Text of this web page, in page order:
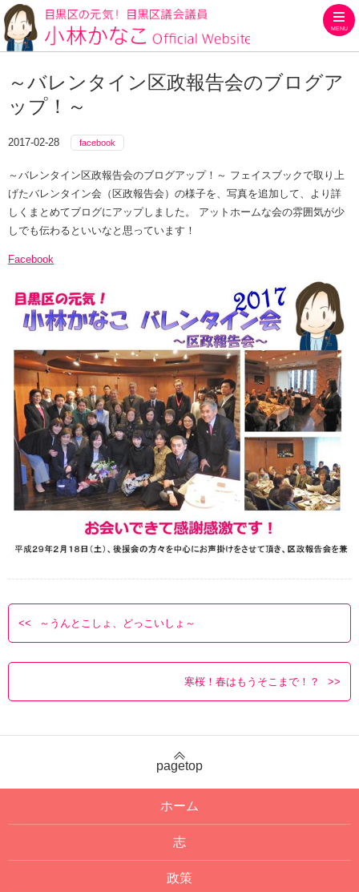
MENU
～バレンタイン区政報告会のブログア
ップ！～
2017-02-28 facebook
～バレンタイン区政報告会のブログアップ！～ フェイスブックで取り上
げたバレンタイン会（区政報告会）の様子を、写真を追加して、より詳
しくまとめてブログにアップしました。 アットホームな会の雰囲気が少
しでも伝わるといいなと思っています！
Facebook
～うんとこしょ、どっこいしょ～
寒桜！春はもうそこまで！？
pagetop
ホーム
志
政策